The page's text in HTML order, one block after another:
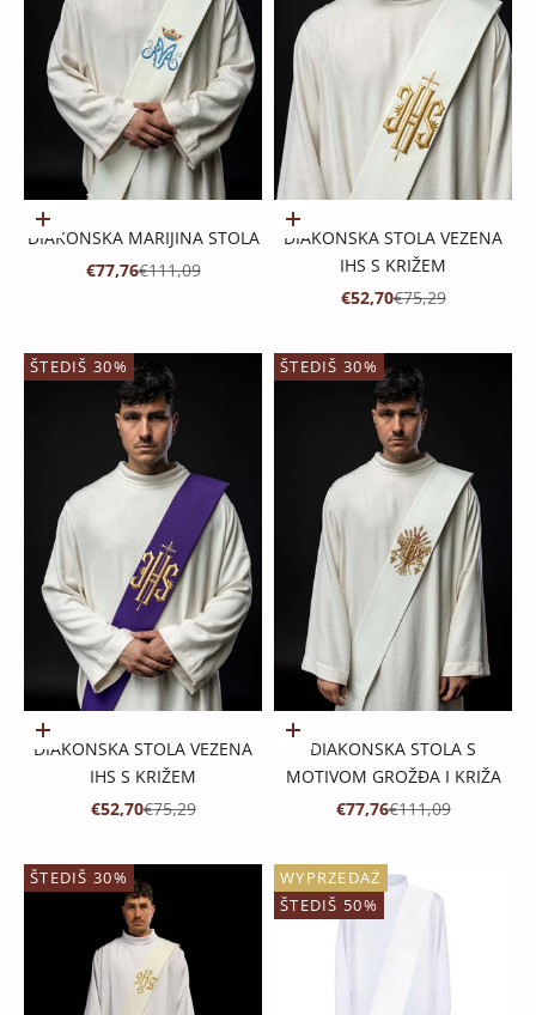
Dodaj u košaricu
DIAKONSKA MARIJINA STOLA
PROMOTIVNA CIJENA
€77,76REDOVNA CIJENA
€111,09
Dodaj u košaricu
DIAKONSKA STOLA VEZENA
IHS S KRIŽEM
PROMOTIVNA CIJENA
€52,70REDOVNA CIJENA
€75,29
ŠTEDIŠ 30%
Dodaj u košaricu
DIAKONSKA STOLA VEZENA
IHS S KRIŽEM
PROMOTIVNA CIJENA
€52,70REDOVNA CIJENA
€75,29
ŠTEDIŠ 30%
Dodaj u košaricu
DIAKONSKA STOLA S
MOTIVOM GROŽĐA I KRIŽA
PROMOTIVNA CIJENA
€77,76REDOVNA CIJENA
€111,09
ŠTEDIŠ 30%
WYPRZEDAŻ
ŠTEDIŠ 50%